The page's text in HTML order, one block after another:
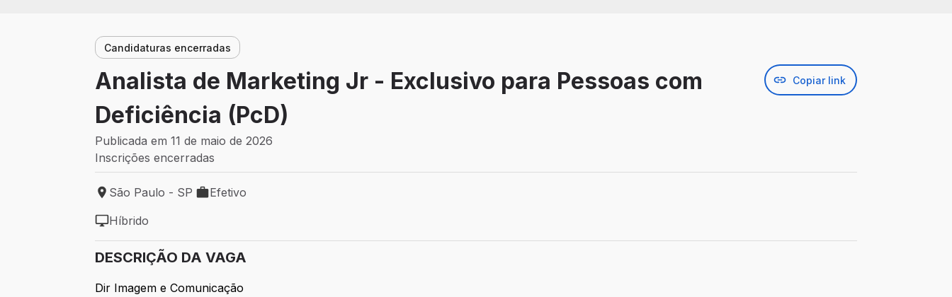
Candidaturas encerradas
Analista de Marketing Jr - Exclusivo para Pessoas com
Deficiência (PcD)
Copiar link
Publicada em 11 de maio de 2026
Inscrições encerradas
Local de trabalho: São Paulo - SP
São Paulo - SP
Tipo de vaga: Efetivo
Efetivo
Modelo de trabalho: Híbrido
Híbrido
DESCRIÇÃO DA VAGA
Dir Imagem e Comunicação